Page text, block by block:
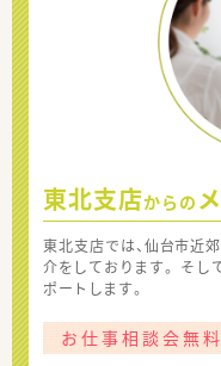
東北支店からの
東北支店では、仙台市近
介をしております。 そし
ポートします。
お仕事相談会無料